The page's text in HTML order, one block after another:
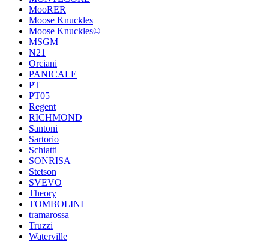
MooRER
Moose Knuckles
Moose Knuckles©️
MSGM
N21
Orciani
PANICALE
PT
PT05
Regent
RICHMOND
Santoni
Sartorio
Schiatti
SONRISA
Stetson
SVEVO
Theory
TOMBOLINI
tramarossa
Truzzi
Waterville